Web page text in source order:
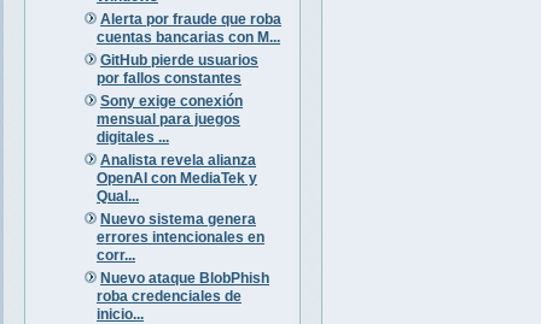
Alerta por fraude que roba
cuentas bancarias con M...
GitHub pierde usuarios
por fallos constantes
Sony exige conexión
mensual para juegos
digitales ...
Analista revela alianza
OpenAI con MediaTek y
Qual...
Nuevo sistema genera
errores intencionales en
corr...
Nuevo ataque BlobPhish
roba credenciales de
inicio...